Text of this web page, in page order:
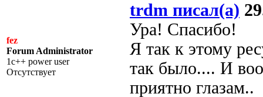
fez
Forum Administrator
1c++ power user
Отсутствует
trdm писал(а)
Ура! Спасибо!
Я так к этому
так было.... И
приятно глазам..